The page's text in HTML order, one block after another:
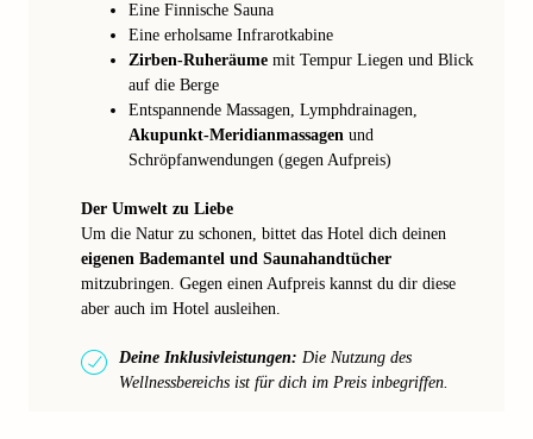
Eine Finnische Sauna
Eine erholsame Infrarotkabine
Zirben-Ruheräume mit Tempur Liegen und Blick
auf die Berge
Entspannende Massagen, Lymphdrainagen,
Akupunkt-Meridianmassagen und
Schröpfanwendungen (gegen Aufpreis)
Der Umwelt zu Liebe
Um die Natur zu schonen, bittet das Hotel dich deinen
eigenen Bademantel und Saunahandtücher
mitzubringen. Gegen einen Aufpreis kannst du dir diese
aber auch im Hotel ausleihen.
Deine Inklusivleistungen: Die Nutzung des
Wellnessbereichs ist für dich im Preis inbegriffen.